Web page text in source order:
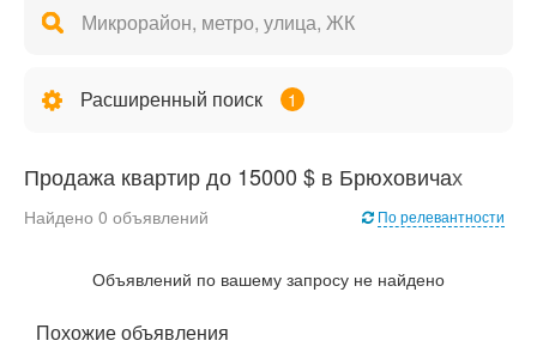
Расширенный поиск 1
Продажа квартир до 15000 $ в Брюховичах
Найдено 0 объявлений По релевантности
Объявлений по вашему запросу не найдено
Похожие объявления